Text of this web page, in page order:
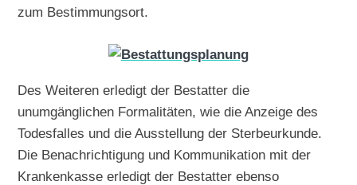
zum Bestimmungsort.
Des Weiteren erledigt der Bestatter die
unumgänglichen Formalitäten, wie die Anzeige des
Todesfalles und die Ausstellung der Sterbeurkunde.
Die Benachrichtigung und Kommunikation mit der
Krankenkasse erledigt der Bestatter ebenso